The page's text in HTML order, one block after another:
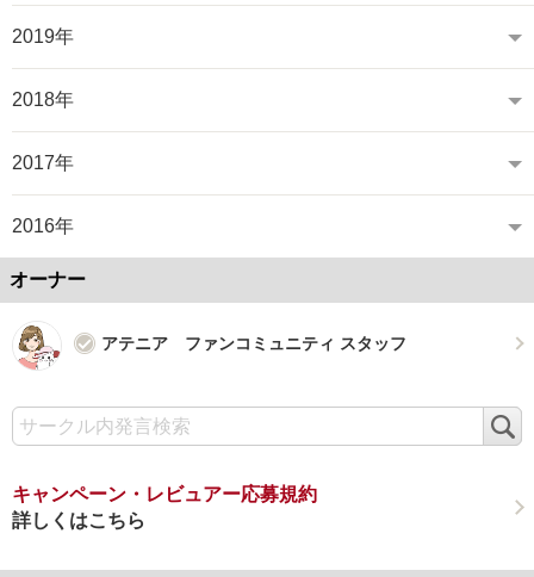
2019年
2018年
2017年
2016年
オーナー
アテニア ファンコミュニティ スタッフ
キャンペーン・レビュアー応募規約
詳しくはこちら